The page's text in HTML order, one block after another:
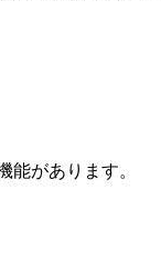
があります。